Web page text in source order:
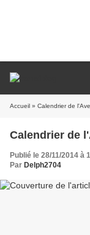
Accueil » Calendrier de
Calendrier de
Publié le 28/11/2014 à
Par Delph2704